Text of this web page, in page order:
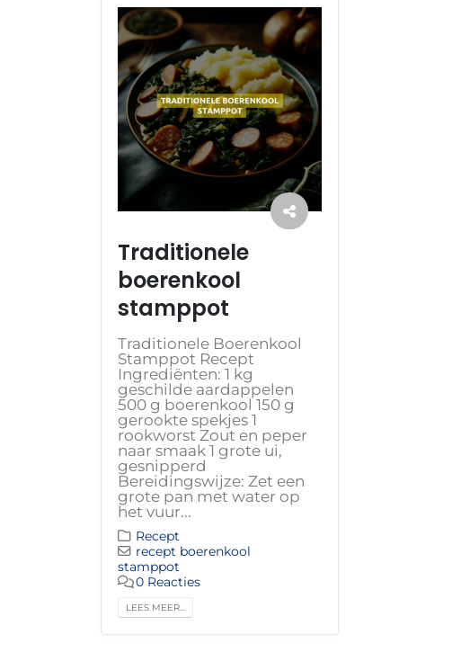
Traditionele
boerenkool
stamppot
Traditionele Boerenkool
Stamppot Recept
Ingrediënten: 1 kg
geschilde aardappelen
500 g boerenkool 150 g
gerookte spekjes 1
rookworst Zout en peper
naar smaak 1 grote ui,
gesnipperd
Bereidingswijze: Zet een
grote pan met water op
het vuur...
Recept
recept boerenkool
stamppot
0 Reacties
LEES MEER...